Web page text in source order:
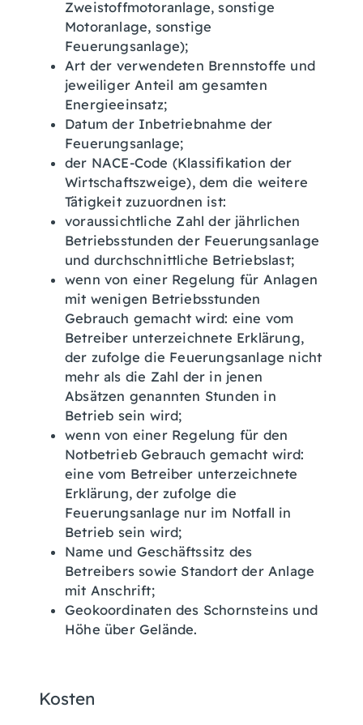
Zweistoffmotoranlage, sonstige
Motoranlage, sonstige
Feuerungsanlage);
Art der verwendeten Brennstoffe und
jeweiliger Anteil am gesamten
Energieeinsatz;
Datum der Inbetriebnahme der
Feuerungsanlage;
der NACE-Code (Klassifikation der
Wirtschaftszweige), dem die weitere
Tätigkeit zuzuordnen ist:
voraussichtliche Zahl der jährlichen
Betriebsstunden der Feuerungsanlage
und durchschnittliche Betriebslast;
wenn von einer Regelung für Anlagen
mit wenigen Betriebsstunden
Gebrauch gemacht wird: eine vom
Betreiber unterzeichnete Erklärung,
der zufolge die Feuerungsanlage nicht
mehr als die Zahl der in jenen
Absätzen genannten Stunden in
Betrieb sein wird;
wenn von einer Regelung für den
Notbetrieb Gebrauch gemacht wird:
eine vom Betreiber unterzeichnete
Erklärung, der zufolge die
Feuerungsanlage nur im Notfall in
Betrieb sein wird;
Name und Geschäftssitz des
Betreibers sowie Standort der Anlage
mit Anschrift;
Geokoordinaten des Schornsteins und
Höhe über Gelände.
Kosten